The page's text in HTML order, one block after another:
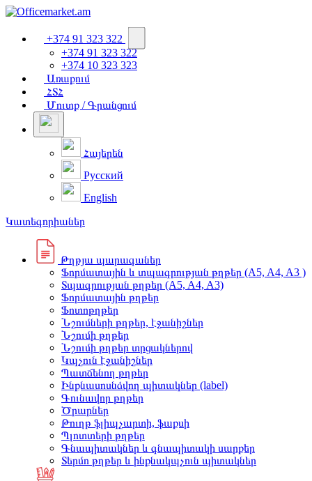
+374 91 323 322
+374 91 323 322
+374 10 323 323
Առաքում
ՀՏՀ
Մուտք / Գրանցում
Հայերեն
Русский
English
Կատեգորիաներ
Թղթյա պարագաներ
Ֆորմատային և տպագրության թղթեր (A5, A4, A3 )
Տպագրության թղթեր (A5, A4, A3)
Ֆորմատային թղթեր
Ֆոտոթղթեր
Նշումների թղթեր, էջանիշներ
Նշումի թղթեր
Նշումի թղթեր տրցակներով
Կպչուն էջանիշներ
Պատճենող թղթեր
Ինքնասոսնձվող պիտակներ (label)
Գունավոր թղթեր
Ծրարներ
Թուղթ ֆլիպչարտի, ֆաքսի
Պլոտտերի թղթեր
Գնապիտակներ և գնապիտակի սարքեր
Տերմո թղթեր և ինքնակպչուն պիտակներ